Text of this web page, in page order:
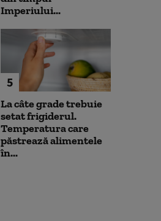
Imperiului...
5
La câte grade trebuie
setat frigiderul.
Temperatura care
păstrează alimentele
în...